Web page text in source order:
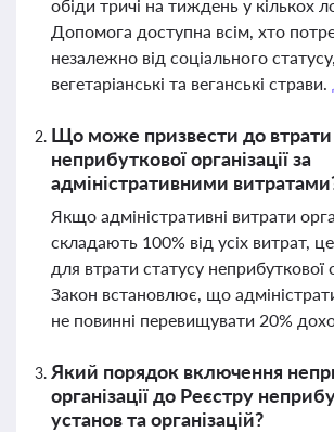
обіди тричі на тиждень у кількох
Допомога доступна всім, хто
незалежно від соціального
вегетаріанські та веганські страви.
Що може призвести до втрати
неприбуткової організації за
адміністративними
Якщо адміністративні витрати
складають 100% від усіх витрат,
для втрати статусу неприбуткової
Закон встановлює, що
не повинні перевищувати 20%
Який порядок включення
організації до Реєстру
установ та організацій?